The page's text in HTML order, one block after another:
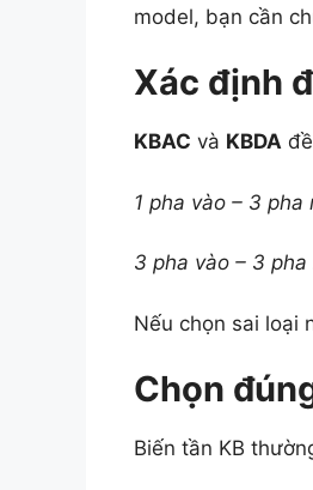
model, bạn cần
Xác định
KBAC và KBDA
1 pha vào – 3 pha
3 pha vào – 3 pha
Nếu chọn sai loại
Chọn
Biến tần KB